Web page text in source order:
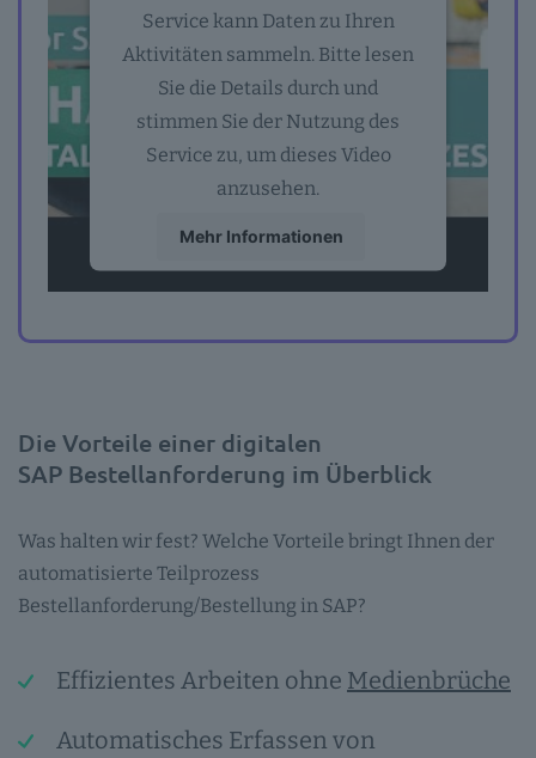
Service kann Daten zu Ihren
Aktivitäten sammeln. Bitte lesen
Sie die Details durch und
stimmen Sie der Nutzung des
Service zu, um dieses Video
anzusehen.
Mehr Informationen
Akzeptieren
powered byUsercentrics Consent
Die Vorteile einer digitalen
SAP Bestellanforderung im Überblick
Was halten wir fest? Welche Vorteile bringt Ihnen der
automatisierte Teilprozess
Bestellanforderung/Bestellung in SAP?
Effizientes Arbeiten ohne Medienbrüche
Automatisches Erfassen von